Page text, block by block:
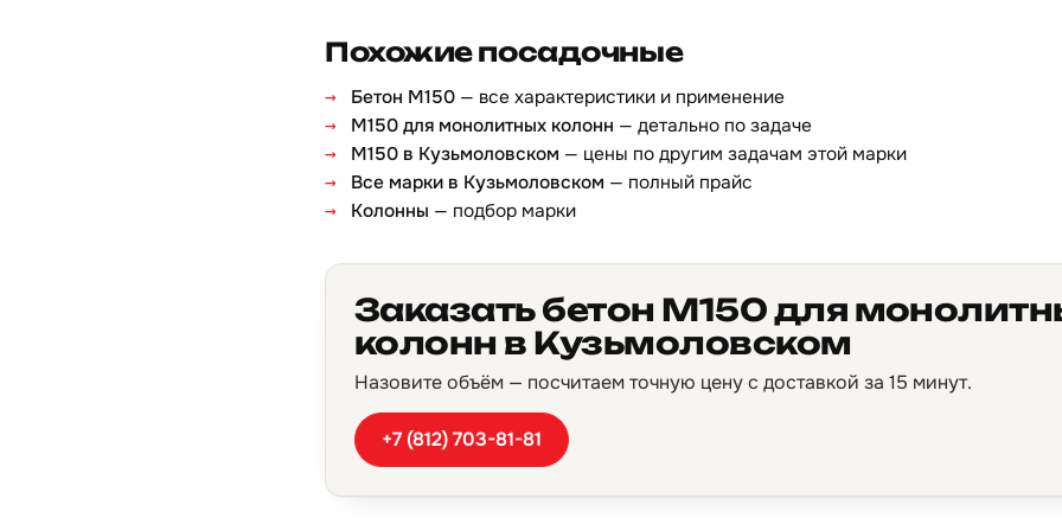
Похожие посадочные
Бетон М150 — все характеристики и применение
М150 для монолитных колонн — детально по задаче
М150 в Кузьмоловском — цены по другим задачам этой марки
Все марки в Кузьмоловском — полный прайс
Колонны — подбор марки
Заказать бетон М150 для
колонн в Кузьмоловском
Назовите объём — посчитаем точную цену с доставкой за 15 минут.
+7 (812) 703-81-81